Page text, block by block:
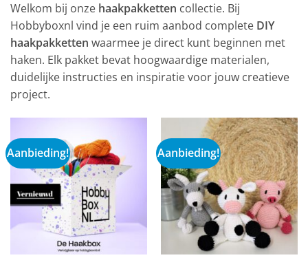
Welkom bij onze haakpakketten collectie. Bij
Hobbyboxnl vind je een ruim aanbod complete DIY
haakpakketten waarmee je direct kunt beginnen met
haken. Elk pakket bevat hoogwaardige materialen,
duidelijke instructies en inspiratie voor jouw creatieve
project.
Aanbieding! Aanbieding!